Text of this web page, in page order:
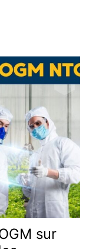
sur